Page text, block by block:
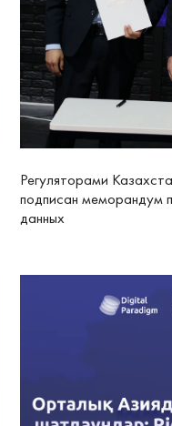
Регуляторами
подписан меморандум
данных